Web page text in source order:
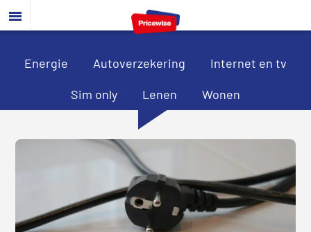
Door
naar
hoofd
Spring
naar
eerste
Spring
naar
voettekst
Energie Autoverzekering Internet en tv
Sim only Lenen Wonen